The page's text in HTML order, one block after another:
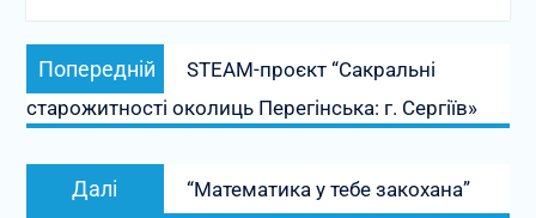
Навігація
записів
Попередній
запис:
STEАM-проєкт “Сакральні
старожитності околиць Перегінська: г. Сергіїв»
Далі
Наступний
запис:
“Математика у тебе закохана”